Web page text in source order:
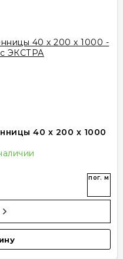
40 х 200 х 1000
пог. м